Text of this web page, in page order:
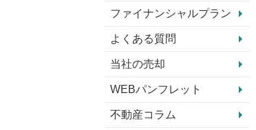
ファイナンシャルプラン
よくある質問
当社の売却
WEBパンフレット
不動産コラム